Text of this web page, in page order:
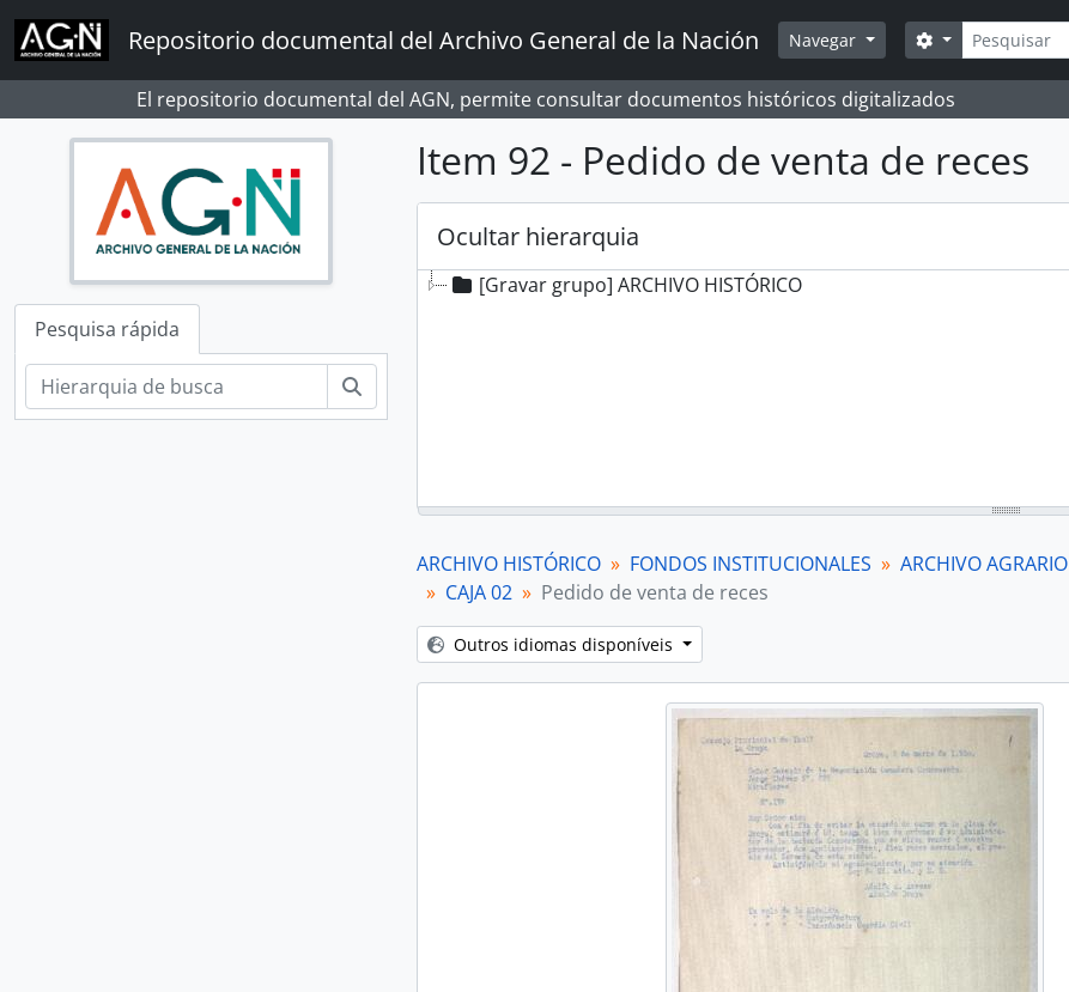
Skip to main content
Repositorio documental del Archivo General de la Nación Navegar Pesquisar
Opções de busca
El repositorio documental del AGN, permite consultar documentos históricos digitalizados
Pesquisa rápida
Item 92 - Pedido de venta de reces
Ocultar hierarquia
[Gravar grupo] ARCHIVO HISTÓRICO
ARCHIVO HISTÓRICO FONDOS INSTITUCIONALES ARCHIVO AGRARIO
CAJA 02
Pedido de venta de reces
Outros idiomas disponíveis